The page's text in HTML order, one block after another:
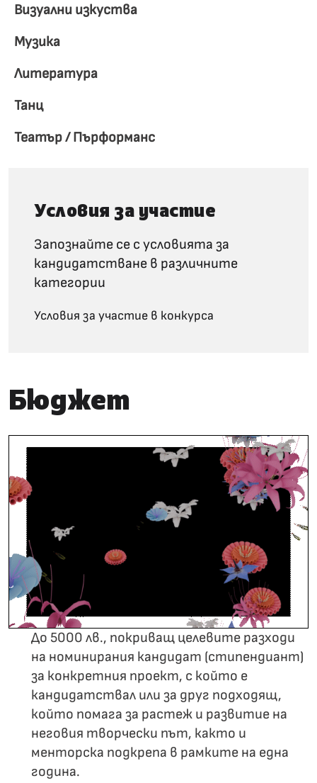
Визуални изкуства
Музика
Литература
Танц
Театър / Пърформанс
Условия за участие
Запознайте се с условията за
кандидатстване в различните
категории
Условия за участие в конкурса
Бюджет
До 5000 лв., покриващ целевите разходи
на номинирания кандидат (стипендиант)
за конкретния проект, с който е
кандидатствал или за друг подходящ,
който помага за растеж и развитие на
неговия творчески път, както и
менторска подкрепа в рамките на една
година.